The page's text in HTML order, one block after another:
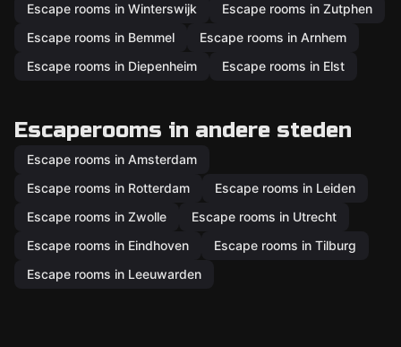
Escape rooms in Winterswijk
Escape rooms in Zutphen
Escape rooms in Bemmel
Escape rooms in Arnhem
Escape rooms in Diepenheim
Escape rooms in Elst
Escaperooms in andere steden
Escape rooms in Amsterdam
Escape rooms in Rotterdam
Escape rooms in Leiden
Escape rooms in Zwolle
Escape rooms in Utrecht
Escape rooms in Eindhoven
Escape rooms in Tilburg
Escape rooms in Leeuwarden